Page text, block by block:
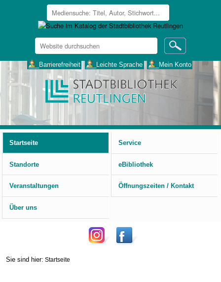
Website
durchsuchen
___Barrierefreiheit ___Leichte Sprache ___Mein Konto
Startseite
Service
Standorte eBibliothek
Veranstaltungen Öffnungszeiten / Kontakt
Über uns
Sie sind hier: Startseite